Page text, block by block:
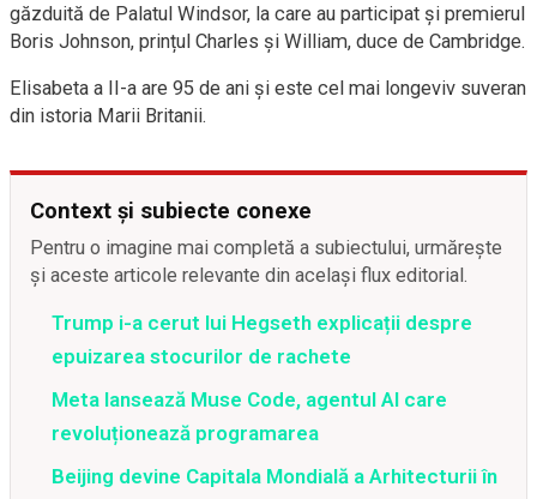
găzduită de Palatul Windsor, la care au participat și premierul
Boris Johnson, prințul Charles și William, duce de Cambridge.
Elisabeta a II-a are 95 de ani și este cel mai longeviv suveran
din istoria Marii Britanii.
Context și subiecte conexe
Pentru o imagine mai completă a subiectului, urmărește
și aceste articole relevante din același flux editorial.
Trump i-a cerut lui Hegseth explicații despre
epuizarea stocurilor de rachete
Meta lansează Muse Code, agentul AI care
revoluționează programarea
Beijing devine Capitala Mondială a Arhitecturii în